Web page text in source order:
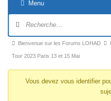
Menu
forum
Fil
d’Ariane
forum –
Bienvenue sur les Forums LOHAD
Tour 2023 Paris 13 et 15 Mai
Vous devez vous identifier